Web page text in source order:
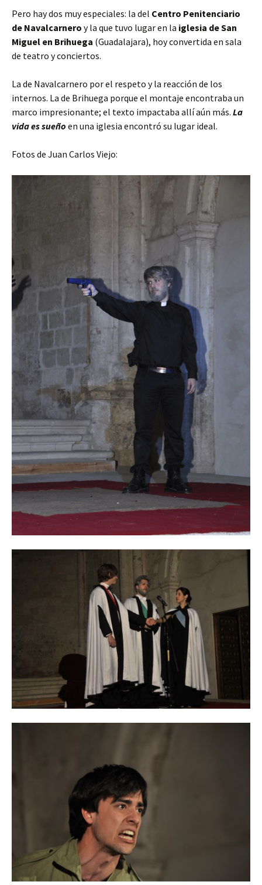
Pero hay dos muy especiales: la del Centro Penitenciario
de Navalcarnero y la que tuvo lugar en la iglesia de San
Miguel en Brihuega (Guadalajara), hoy convertida en sala
de teatro y conciertos.
La de Navalcarnero por el respeto y la reacción de los
internos. La de Brihuega porque el montaje encontraba un
marco impresionante; el texto impactaba allí aún más. La
vida es sueño en una iglesia encontró su lugar ideal.
Fotos de Juan Carlos Viejo: